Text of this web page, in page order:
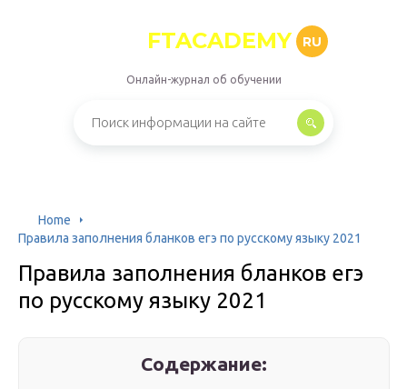
FTACADEMY RU
Онлайн-журнал об обучении
Home
Правила заполнения бланков егэ по русскому языку 2021
Правила заполнения бланков егэ
по русскому языку 2021
Содержание: